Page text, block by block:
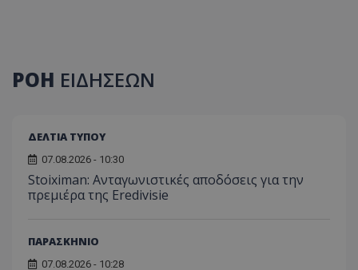
ΡΟΗ ΕΙΔΗΣΕΩΝ
ΔΕΛΤΙΑ ΤΥΠΟΥ
07.08.2026 - 10:30
Stoiximan: Ανταγωνιστικές αποδόσεις για την
πρεμιέρα της Eredivisie
ΠΑΡΑΣΚΗΝΙΟ
07.08.2026 - 10:28